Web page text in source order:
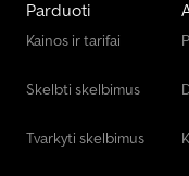
Siurbimo / Plovimo
Svarstyklės Ir
Parduoti
Kainos ir tarifai
Skelbti skelbimus
Tvarkyti skelbimus